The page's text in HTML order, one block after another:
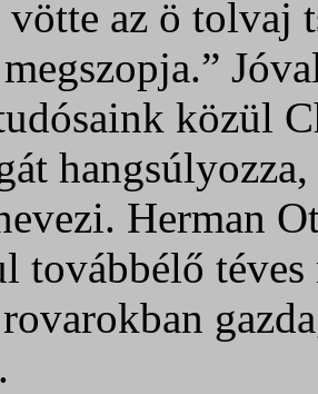
az ö tolvaj
közül
Herman
továbbélő